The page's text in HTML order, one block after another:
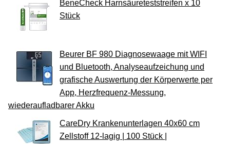
BeneCheck Harnsäureteststreifen x 10
Stück
Beurer BF 980 Diagnosewaage mit WIFI
und Bluetooth, Analyseaufzeichung und
grafische Auswertung der Körperwerte per
App, Herzfrequenz-Messung,
wiederaufladbarer Akku
CareDry Krankenunterlagen 40x60 cm
Zellstoff 12-lagig | 100 Stück |